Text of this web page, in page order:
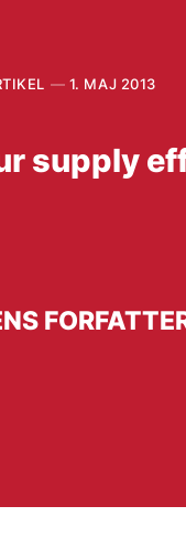
1. MAJ 2013
supply